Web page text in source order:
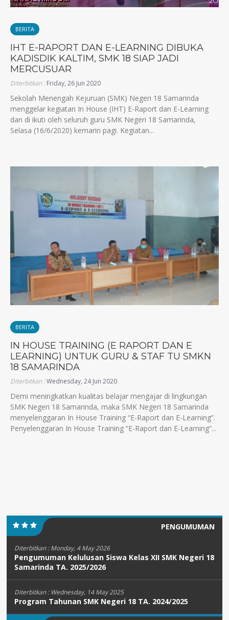
BERITA
IHT E-RAPORT DAN E-LEARNING DIBUKA
KADISDIK KALTIM, SMK 18 SIAP JADI
MERCUSUAR
Diterbitkan :Friday, 26 Jun 2020
Sekolah Menengah Kejuruan (SMK) Negeri 18 Samarinda
menggelar kegiatan In House (IHT) E-Raport dan E-Learning
dan di ikuti oleh seluruh guru SMK Negeri 18 Samarinda,
Selasa (16/6/2020) kemarin pagi. Kegiatan...
BERITA
IN HOUSE TRAINING (E RAPORT DAN E
LEARNING) UNTUK GURU & STAF TU SMKN
18 SAMARINDA
Diterbitkan :Wednesday, 24 Jun 2020
Demi meningkatkan kualitas belajar mengajar di lingkungan
SMK Negeri 18 Samarinda, maka SMK Negeri 18 Samarinda
menyelenggaran In House Training “E-Raport dan E-Learning”.
Penyelenggaran In House Training “E-Raport dan E-Learning”...
PENGUMUMAN
Diterbitkan :Monday, 4 May 2026
Pengumuman Kelulusan Siswa Kelas XII SMK Negeri 18
Samarinda TA. 2025/2026
Diterbitkan : Wednesday, 14 May 2025
Program Tahunan SMK Negeri 18 TA. 2024/2025